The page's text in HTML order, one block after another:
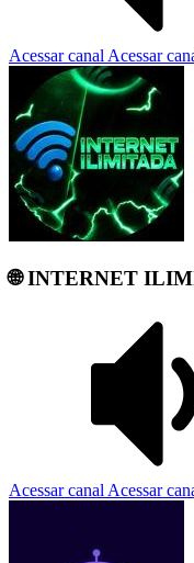
Acessar canal Acessar
🌐 INTERNET
Acessar canal Acessar